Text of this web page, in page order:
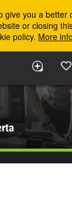
give you a better
or closing
policy. More